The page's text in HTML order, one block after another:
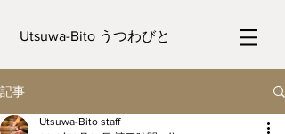
Utsuwa-Bito うつわびと
記事
Utsuwa-Bito staff